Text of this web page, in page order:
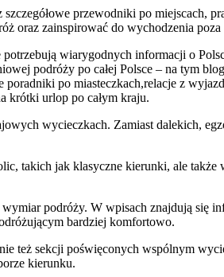
przewodniki po
oraz zainspirować do wychodzenia poza
wiarygodnych informacji o
podróży po całej Polsce – na tym
po miasteczkach,relacje z
krótki urlop po całym kraju.
wycieczkach. Zamiast dalekich,
takich jak klasyczne kierunki, ale
podróży. W wpisach znajdują się
bardziej komfortowo.
też sekcji poświęconych wspólnym
kierunku.